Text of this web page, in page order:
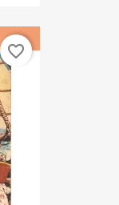
favorite_border